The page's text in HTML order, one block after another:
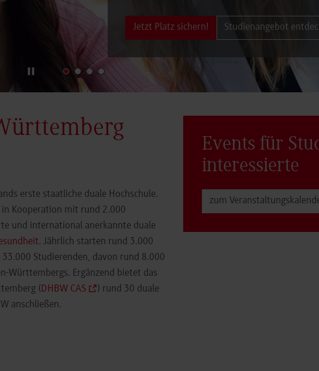
Jetzt Platz sichern! Studienangebot
erste staatliche duale Hochschule.
Kooperation mit rund 2.000
und international anerkannte duale
. Jährlich starten rund 3.000
Studierenden, davon rund 8.000
Württembergs. Ergänzend bietet das
(DHBW CAS
) rund 30 duale
anschließen.
Events für
interessierte
zum